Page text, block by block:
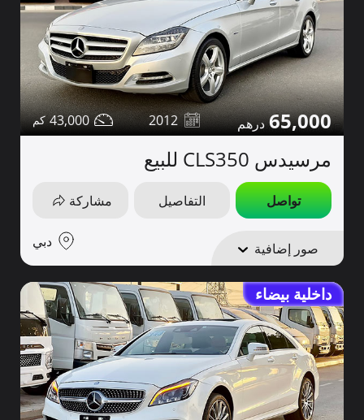
65,000
2012
43,000
مرسيدس CLS350 للبيع
تواصل التفاصيل مشاركة
صور إضافية دبي
داخلية بيضاء